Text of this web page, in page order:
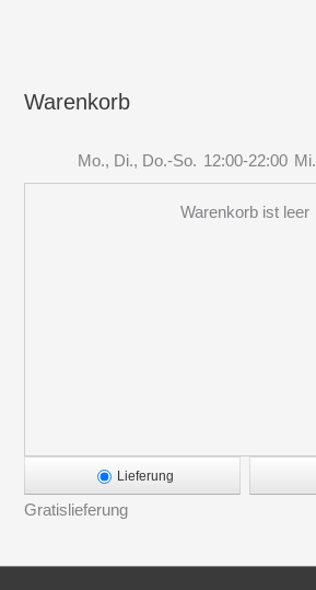
Warenkorb
Mo., Di., Do.-So. 12:00-22:00 Mi.
Warenkorb ist leer
Lieferung
Gratislieferung